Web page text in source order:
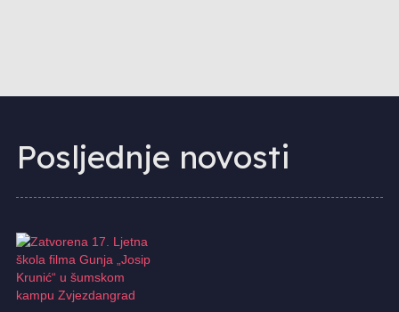
Posljednje novosti